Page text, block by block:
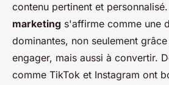
contenu pertinent et
marketing s'affirme comme une
dominantes, non seulement
engager, mais aussi à convertir.
comme TikTok et Instagram ont